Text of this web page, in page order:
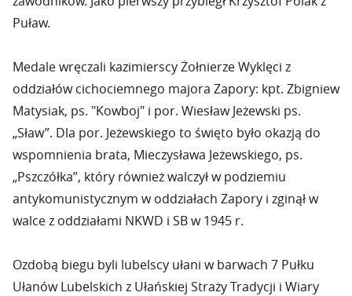
Puław.
Medale wręczali kazimierscy Żołnierze Wyklęci z
oddziałów cichociemnego majora Zapory: kpt. Zbigniew
Matysiak, ps. "Kowboj" i por. Wiesław Jeżewski ps.
„Sław”. Dla por. Jeżewskiego to święto było okazją do
wspomnienia brata, Mieczysława Jeżewskiego, ps.
„Pszczółka”, który również walczył w podziemiu
antykomunistycznym w oddziałach Zapory i zginął w
walce z oddziałami NKWD i SB w 1945 r.
Ozdobą biegu byli lubelscy ułani w barwach 7 Pułku
Ułanów Lubelskich z Ułańskiej Straży Tradycji i Wiary